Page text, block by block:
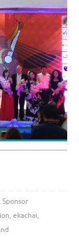
, ekachai,